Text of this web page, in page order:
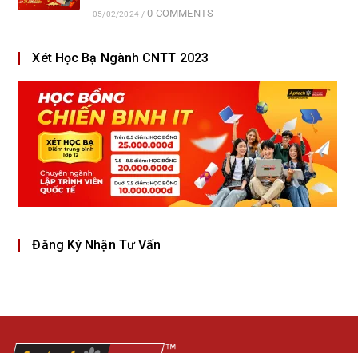
05/02/2024 / 0 COMMENTS
Xét Học Bạ Ngành CNTT 2023
Đăng Ký Nhận Tư Vấn